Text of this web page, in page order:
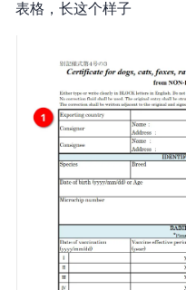
Form AC 表格，长这个样子